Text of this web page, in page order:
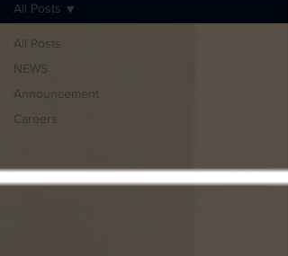
All Posts
NEWS
Announcement
Careers
All Posts